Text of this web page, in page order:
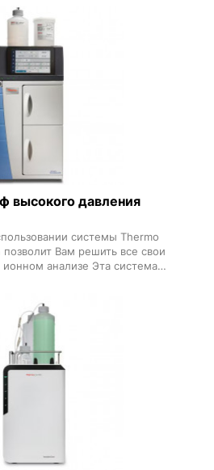
подавление и включает
поточной дегазации элюентов
надежная работа для применения в
академических лабораториях
анализа анионов и катионов
программное обеспечение и
начала работы и проведения
высокого давления
системы Thermo
Вам решить все свои
анализе Эта система
Возможность гибкого изменения
Integrion включая
детекторов отвечают Вашим
потребностям в анализе Ионный
работает при высоком
позволяет ускорить анализ без
данных Наличие
элюента исключает ошибки при